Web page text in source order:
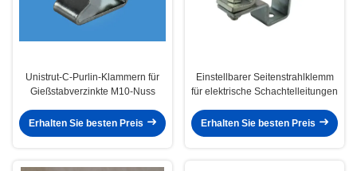
Unistrut-C-Purlin-Klammern für
Gießstabverzinkte M10-Nuss
Erhalten Sie besten Preis
Einstellbarer Seitenstrahlklemm
für elektrische Schachtelleitungen
Erhalten Sie besten Preis